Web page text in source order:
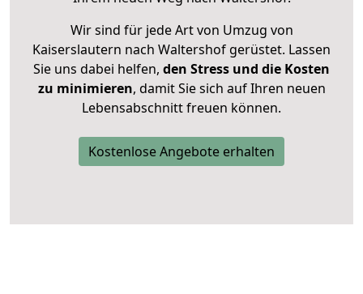
Wir sind für jede Art von Umzug von
Kaiserslautern nach Waltershof gerüstet. Lassen
Sie uns dabei helfen, den Stress und die Kosten
zu minimieren, damit Sie sich auf Ihren neuen
Lebensabschnitt freuen können.
Kostenlose Angebote erhalten